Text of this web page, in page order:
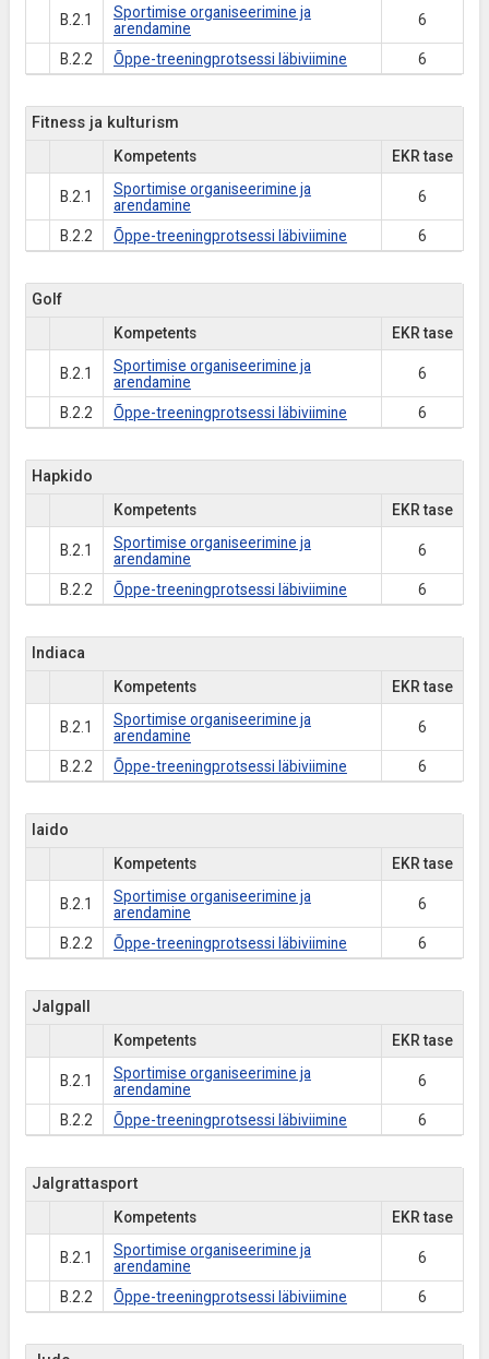
B.2.1
Sportimise organiseerimine ja
arendamine
6
B.2.2 Õppe-treeningprotsessi läbiviimine 6
Fitness ja kulturism
Kompetents EKR tase
B.2.1
Sportimise organiseerimine ja
arendamine
6
B.2.2 Õppe-treeningprotsessi läbiviimine 6
Golf
Kompetents EKR tase
B.2.1
Sportimise organiseerimine ja
arendamine
6
B.2.2 Õppe-treeningprotsessi läbiviimine 6
Hapkido
Kompetents EKR tase
B.2.1
Sportimise organiseerimine ja
arendamine
6
B.2.2 Õppe-treeningprotsessi läbiviimine 6
Indiaca
Kompetents EKR tase
B.2.1
Sportimise organiseerimine ja
arendamine
6
B.2.2 Õppe-treeningprotsessi läbiviimine 6
Iaido
Kompetents EKR tase
B.2.1
Sportimise organiseerimine ja
arendamine
6
B.2.2 Õppe-treeningprotsessi läbiviimine 6
Jalgpall
Kompetents EKR tase
B.2.1
Sportimise organiseerimine ja
arendamine
6
B.2.2 Õppe-treeningprotsessi läbiviimine 6
Jalgrattasport
Kompetents EKR tase
B.2.1
Sportimise organiseerimine ja
arendamine
6
B.2.2 Õppe-treeningprotsessi läbiviimine 6